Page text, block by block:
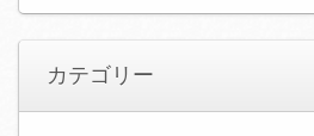
カテゴリー